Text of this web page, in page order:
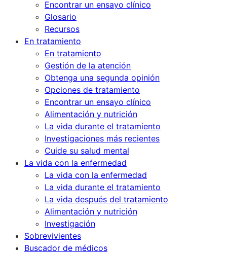
Encontrar un ensayo clínico
Glosario
Recursos
En tratamiento
En tratamiento
Gestión de la atención
Obtenga una segunda opinión
Opciones de tratamiento
Encontrar un ensayo clínico
Alimentación y nutrición
La vida durante el tratamiento
Investigaciones más recientes
Cuide su salud mental
La vida con la enfermedad
La vida con la enfermedad
La vida durante el tratamiento
La vida después del tratamiento
Alimentación y nutrición
Investigación
Sobrevivientes
Buscador de médicos